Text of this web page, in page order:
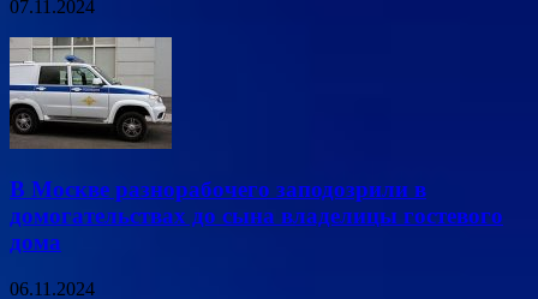
07.11.2024
В Москве разнорабочего заподозрили в
домогательствах до сына владелицы гостевого
дома
06.11.2024